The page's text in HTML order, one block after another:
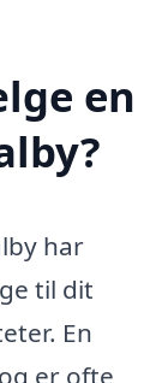
en
har
til dit
En
er ofte